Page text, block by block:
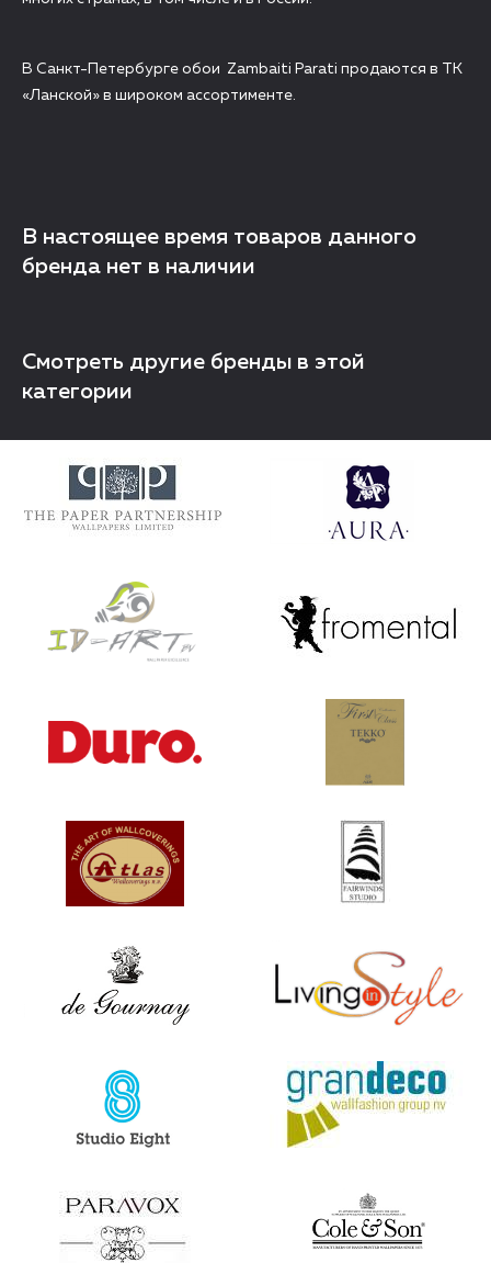
В Санкт-Петербурге обои Zambaiti Parati продаются в ТК
«Ланской» в широком ассортименте.
В настоящее время товаров данного
бренда нет в наличии
Смотреть другие бренды в этой
категории